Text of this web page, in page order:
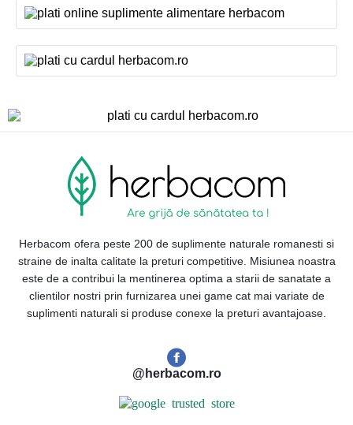
Herbacom ofera peste 200 de suplimente naturale romanesti si
straine de inalta calitate la preturi competitive. Misiunea noastra
este de a contribui la mentinerea optima a starii de sanatate a
clientilor nostri prin furnizarea unei game cat mai variate de
suplimenti naturali si produse conexe la preturi avantajoase.
@herbacom.ro